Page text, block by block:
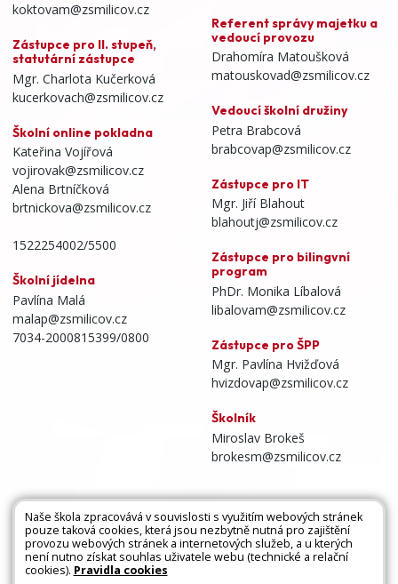
koktovam@zsmilicov.cz
Zástupce pro II. stupeň,
statutární zástupce
Mgr. Charlota Kučerková
kucerkovach@zsmilicov.cz
Školní online pokladna
Kateřina Vojířová
vojirovak@zsmilicov.cz
Alena Brtníčková
brtnickova@zsmilicov.cz
1522254002/5500
Školní jídelna
Pavlína Malá
malap@zsmilicov.cz
7034-2000815399/0800
Referent správy majetku a
vedoucí provozu
Drahomíra Matoušková
matouskovad@zsmilicov.cz
Vedoucí školní družiny
Petra Brabcová
brabcovap@zsmilicov.cz
Zástupce pro IT
Mgr. Jiří Blahout
blahoutj@zsmilicov.cz
Zástupce pro bilingvní
program
PhDr. Monika Líbalová
libalovam@zsmilicov.cz
Zástupce pro ŠPP
Mgr. Pavlína Hvižďová
hvizdovap@zsmilicov.cz
Školník
Miroslav Brokeš
brokesm@zsmilicov.cz
Všechna práva vyhrazena. Copyright © 2026 |
Mapa stránek|Kontakty|Přihlásit|Prohlášení
o přístupnosti|
Naše škola zpracovává v souvislosti s využitím webových stránek
pouze taková cookies, která jsou nezbytně nutná pro zajištění
provozu webových stránek a internetových služeb, a u kterých
není nutno získat souhlas uživatele webu (technické a relační
cookies). Pravidla cookies